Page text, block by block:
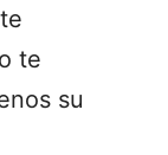
te
su